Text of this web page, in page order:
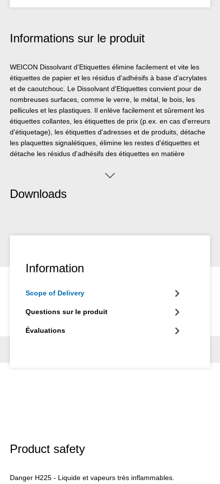
Informations sur le produit
WEICON Dissolvant d'Etiquettes élimine facilement et vite les
étiquettes de papier et les résidus d'adhésifs à base d'acrylates
et de caoutchouc. Le Dissolvant d'Etiquettes convient pour de
nombreuses surfaces, comme le verre, le métal, le bois, les
pellicules et les plastiques. Il enlève facilement et sûrement les
étiquettes collantes, les étiquettes de prix (p.ex. en cas d'erreurs
d'étiquetage), les étiquettes d'adresses et de produits, détache
les plaquettes signalétiques, élimine les restes d'étiquettes et
détache les résidus d'adhésifs des étiquettes en matière
Downloads
Information
Scope of Delivery
Questions sur le produit
Évaluations
Product safety
Danger H225 - Liquide et vapeurs très inflammables.